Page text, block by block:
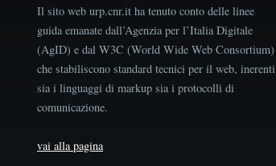
Il sito web urp.cnr.it ha tenuto conto delle linee
guida emanate dall’Agenzia per l’Italia Digitale
(AgID) e dal W3C (World Wide Web Consortium)
che stabiliscono standard tecnici per il web, inerenti
sia i linguaggi di markup sia i protocolli di
comunicazione.
vai alla pagina